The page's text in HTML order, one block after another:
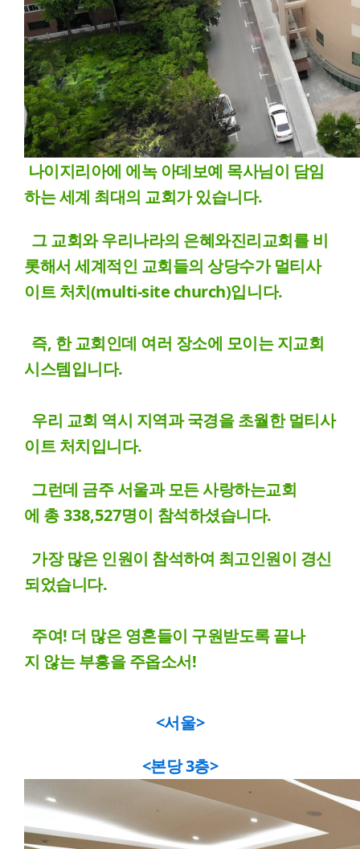
나이지리아에 에녹 아데보예 목사님이 담임
하는 세계 최대의 교회가 있습니다.
그 교회와 우리나라의 은혜와진리교회를 비
롯해서 세계적인 교회들의 상당수가 멀티사
이트 처치(multi-site church)입니다.
즉, 한 교회인데 여러 장소에 모이는 지교회
시스템입니다.
우리 교회 역시 지역과 국경을 초월한 멀티사
이트 처치입니다.
그런데 금주 서울과 모든 사랑하는교회
에 총338,527명이 참석하셨습니다.
가장 많은 인원이 참석하여 최고인원이 경신
되었습니다.
주여! 더 많은 영혼들이 구원받도록 끝나
지 않는 부흥을 주옵소서!
<서울>
<본당 3층>